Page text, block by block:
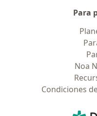
Para
Noa
Condiciones